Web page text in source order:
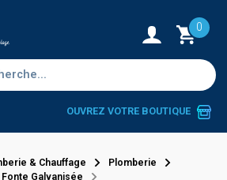
0
OUVREZ VOTRE BOUTIQUE
& Chauffage
Plomberie
Galvanisée